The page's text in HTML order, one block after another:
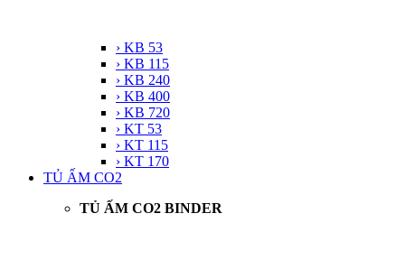
› KB 53
› KB 115
› KB 240
› KB 400
› KB 720
› KT 53
› KT 115
› KT 170
TỦ ẤM CO2
TỦ ẤM CO2 BINDER